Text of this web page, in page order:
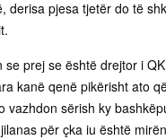
derisa pjesa tjetër do të
se prej se është drejtor i
kanë qenë pikërisht ato
vazhdon sërish ky
për çka iu është